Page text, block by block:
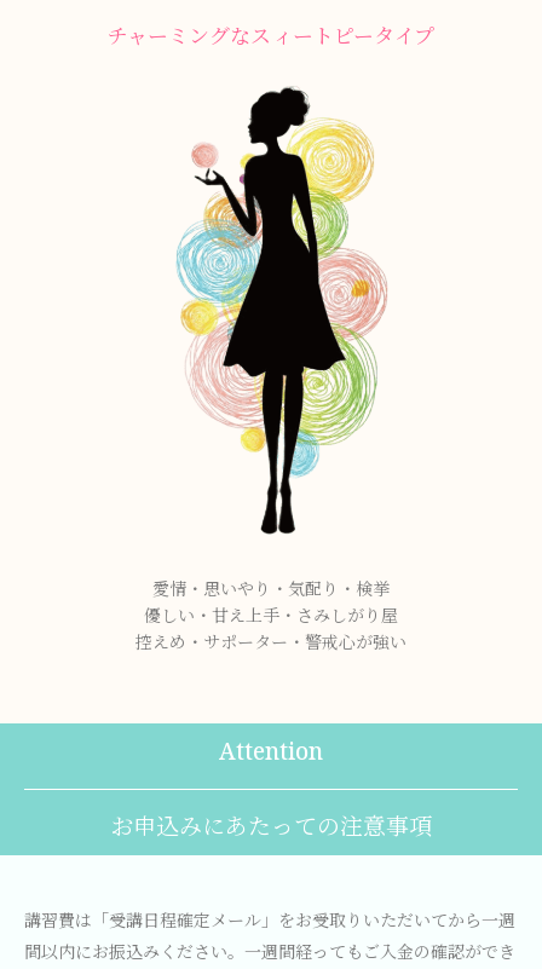
チャーミングなスィートピータイプ
愛情・思いやり・気配り・検挙
優しい・甘え上手・さみしがり屋
控えめ・サポーター・警戒心が強い
Attention
お申込みにあたっての注意事項
講習費は「受講日程確定メール」をお受取りいただいてから一週
間以内にお振込みください。一週間経ってもご入金の確認ができ